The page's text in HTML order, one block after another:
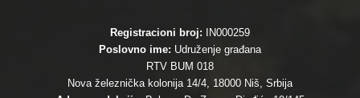
Registracioni broj:
IN000259
Poslovno ime: Udruženje građana
RTV BUM 018
Nova železnička kolonija 14/4, 18000 Niš, Srbija